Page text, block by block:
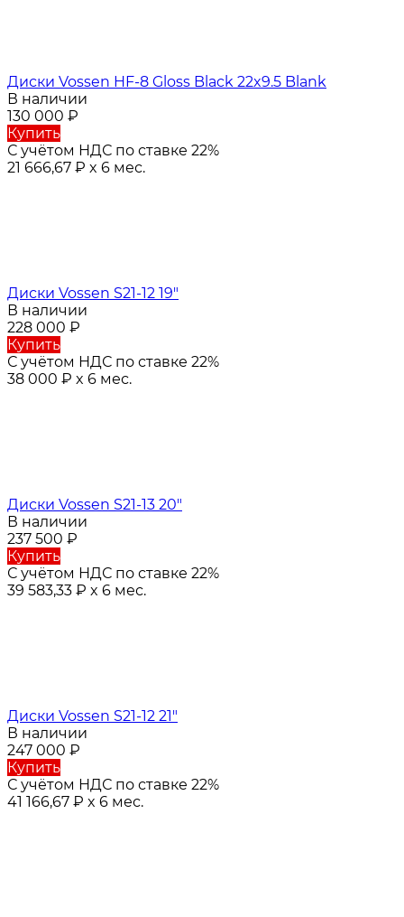
Диски Vossen HF-8 Gloss Black 22x9.5 Blank
В наличии
130 000 ₽
Купить
С учётом НДС по ставке 22%
21 666,67 ₽ x 6 мес.
Диски Vossen S21-12 19"
В наличии
228 000 ₽
Купить
С учётом НДС по ставке 22%
38 000 ₽ x 6 мес.
Диски Vossen S21-13 20"
В наличии
237 500 ₽
Купить
С учётом НДС по ставке 22%
39 583,33 ₽ x 6 мес.
Диски Vossen S21-12 21"
В наличии
247 000 ₽
Купить
С учётом НДС по ставке 22%
41 166,67 ₽ x 6 мес.